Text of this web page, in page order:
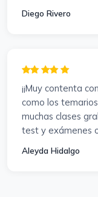
preparación y un
muy positiva en
Diego Rivero
¡¡Muy contenta
como los
muchas clases
test y exámenes
correros y cada
decir, ¡¡Muy
Aleyda Hidalgo